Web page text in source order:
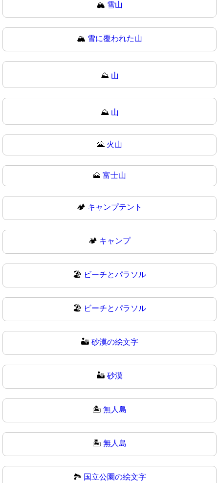
🏔️ 雪山
🏔 雪に覆われた山
⛰️ 山
⛰ 山
🌋 火山
🗻 富士山
🏕️ キャンプテント
🏕 キャンプ
🏖️ ビーチとパラソル
🏖 ビーチとパラソル
🏜️ 砂漠の絵文字
🏜 砂漠
🏝️ 無人島
🏝 無人島
🏞️ 国立公園の絵文字